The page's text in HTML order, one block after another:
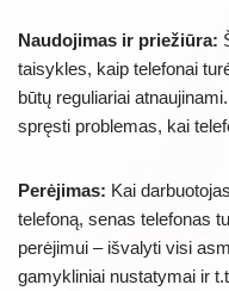
Naudojimas ir priežiūra:
taisykles, kaip telefonai
būtų reguliariai
spręsti problemas, kai
Perėjimas: Kai
telefoną, senas telefonas
perėjimui – išvalyti visi
gamykliniai nustatymai ir